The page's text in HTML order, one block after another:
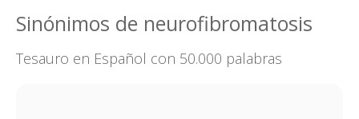
Sinónimos de neurofibromatosis
Tesauro en Español con 50.000 palabras